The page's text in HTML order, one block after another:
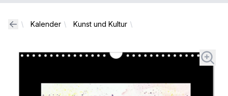
Kalender Kunst und Kultur